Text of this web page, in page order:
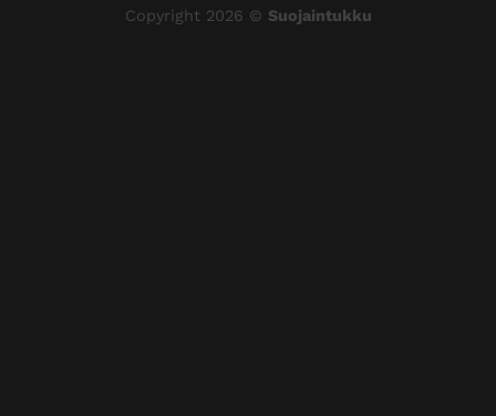
Copyright 2026 © Suojaintukku